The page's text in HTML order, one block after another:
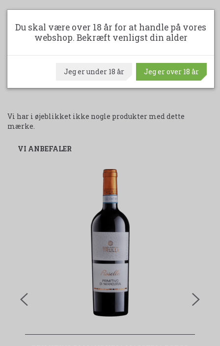
LÆG I KURV
Vi har i øjeblikket ikke nogle produkter med dette
mærke.
VI ANBEFALER
Du skal være over 18 år for at handle på vores
webshop. Bekræft venligst din alder
Jeg er under 18 år Jeg er over 18 år